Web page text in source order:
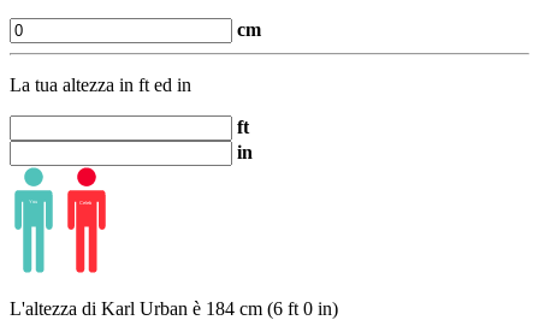
cm
La tua altezza in ft ed in
ft
in
L'altezza di Karl Urban è 184 cm (6 ft 0 in)